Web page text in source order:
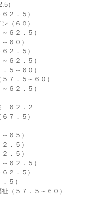
）
２．５）
（６０）
６２．５）
６０）
２．５）
６２．５）
５～６０）
７．５～６０）
６２．５）
６２．２
７．５）
６５）
．５）
．５）
６２．５）
２．５）
５）
（５７．５～６０）